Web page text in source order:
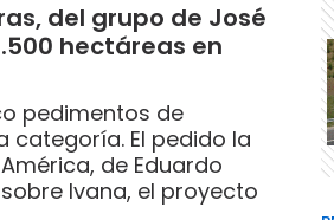
del grupo de José
hectáreas en
pedimentos de
categoría. El pedido la
de Eduardo
Ivana, el proyecto